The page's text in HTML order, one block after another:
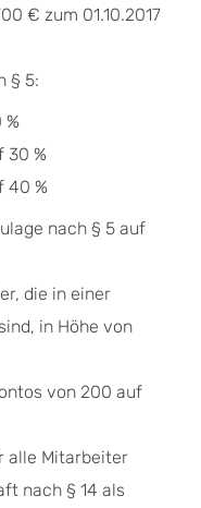
€ zum 01.10.2017
§ 5:
30 %
40 %
nach § 5 auf
die in einer
in Höhe von
von 200 auf
alle Mitarbeiter
nach § 14 als